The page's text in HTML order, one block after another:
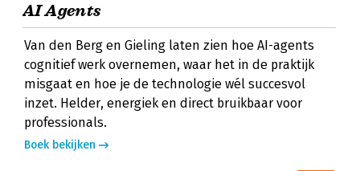
AI Agents
Van den Berg en Gieling laten zien hoe AI-agents
cognitief werk overnemen, waar het in de praktijk
misgaat en hoe je de technologie wél succesvol
inzet. Helder, energiek en direct bruikbaar voor
professionals.
Boek bekijken